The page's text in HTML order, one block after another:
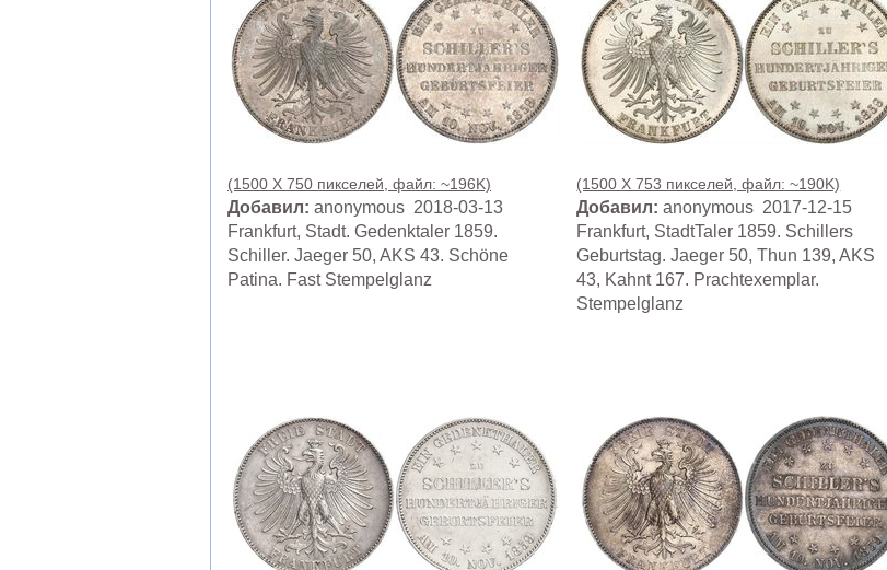
(1500 X 750 пикселей, файл: ~196K)
Добавил: anonymous 2018-03-13
Frankfurt, Stadt. Gedenktaler 1859.
Schiller. Jaeger 50, AKS 43. Schöne
Patina. Fast Stempelglanz
(1500 X 753 пикселей, файл: ~190K)
Добавил: anonymous 2017-12-15
Frankfurt, StadtTaler 1859. Schillers
Geburtstag. Jaeger 50, Thun 139, AKS
43, Kahnt 167. Prachtexemplar.
Stempelglanz